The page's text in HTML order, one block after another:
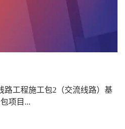
路工程施工包2（交流线路）基
项目...